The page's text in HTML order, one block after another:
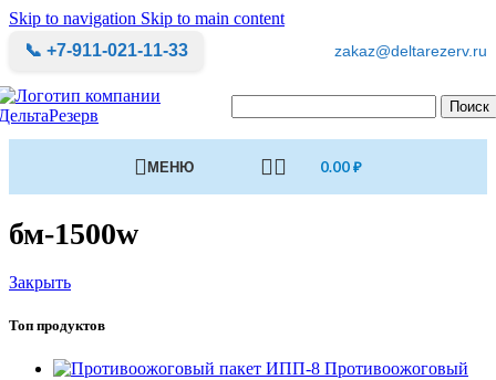
Skip to navigation Skip to main content
📞 +7-911-021-11-33
zakaz@deltarezerv.ru
Поиск
МЕНЮ 0.00₽
бм-1500w
Закрыть
Топ продуктов
Противоожоговый